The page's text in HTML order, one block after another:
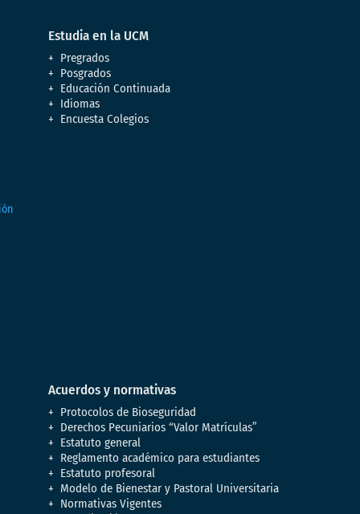
Estudia en la UCM
Pregrados
Posgrados
Educación Continuada
Idiomas
Encuesta Colegios
Acuerdos y normativas
Protocolos de Bioseguridad
Derechos Pecuniarios “Valor Matrículas”
Estatuto general
Reglamento académico para estudiantes
Estatuto profesoral
Modelo de Bienestar y Pastoral Universitaria
Normativas Vigentes